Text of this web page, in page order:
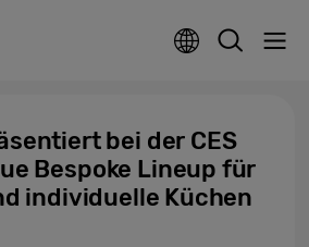
bei der CES
Bespoke Lineup für
individuelle Küchen